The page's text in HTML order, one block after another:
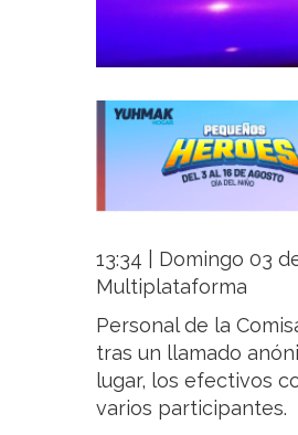
13:34 | Domingo 03
Multiplataforma
Personal de la
tras un llamado
lugar, los efectivos
varios participantes.